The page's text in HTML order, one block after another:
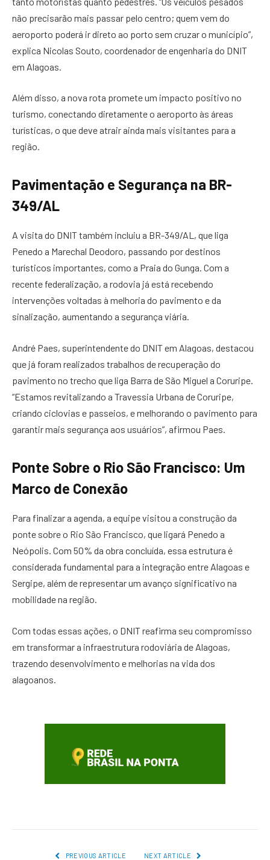
não precisarão mais passar pelo centro; quem vem do
aeroporto poderá ir direto ao porto sem cruzar o município”,
explica Nicolas Souto, coordenador de engenharia do DNIT
em Alagoas.
Além disso, a nova rota promete um impacto positivo no
turismo, conectando diretamente o aeroporto às áreas
turísticas, o que deve atrair ainda mais visitantes para a
região.
Pavimentação e Segurança na BR-
349/AL
A visita do DNIT também incluiu a BR-349/AL, que liga
Penedo a Marechal Deodoro, passando por destinos
turísticos importantes, como a Praia do Gunga. Com a
recente federalização, a rodovia já está recebendo
intervenções voltadas à melhoria do pavimento e da
sinalização, aumentando a segurança viária.
André Paes, superintendente do DNIT em Alagoas, destacou
que já foram realizados trabalhos de recuperação do
pavimento no trecho que liga Barra de São Miguel a Coruripe.
“Estamos revitalizando a Travessia Urbana de Coruripe,
criando ciclovias e passeios, e melhorando o pavimento para
garantir mais segurança aos usuários”, afirmou Paes.
Ponte Sobre o Rio São Francisco: Um
Marco de Conexão
Para finalizar a agenda, a equipe visitou a construção da
ponte sobre o Rio São Francisco, que ligará Penedo a
Neópolis. Com 50% da obra concluída, essa estrutura é
considerada fundamental para a integração entre Alagoas e
Sergipe, além de representar um avanço significativo na
mobilidade na região.
Com todas essas ações, o DNIT reafirma seu compromisso
em transformar a infraestrutura rodoviária de Alagoas,
trazendo desenvolvimento e melhorias na vida dos
alagoanos.
PREVIOUS ARTICLE NEXT ARTICLE